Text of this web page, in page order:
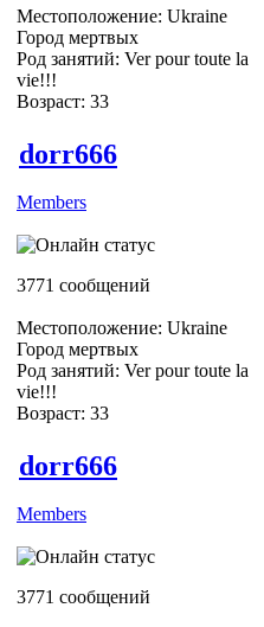
Местоположение: Ukraine
Город мертвых
Род занятий: Ver pour toute la
vie!!!
Возраст: 33
dorr666
Members
3771 сообщений
Местоположение: Ukraine
Город мертвых
Род занятий: Ver pour toute la
vie!!!
Возраст: 33
dorr666
Members
3771 сообщений